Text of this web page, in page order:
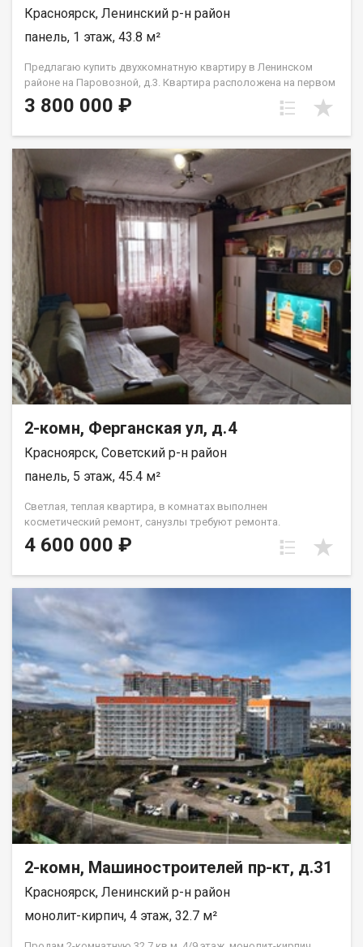
Красноярск, Ленинский р-н район
панель, 1 этаж, 43.8 м²
Предлагаю купить двухкомнатную квартиру в Ленинском
районе на Паровозной, д.3. Квартира расположена на первом
этаже пятиэтажного панельного дома. Дом находится в тихом,
спокойном и очень зеленом районе, окна выходят во двор,
вместительная кладовка. Развитая инфраструктура, в
шаговой доступности школы, детские сада, Аэрокосмический
колледж, автобусные остановки и все необходимое для
комфортного проживания. Выход на сделку возможен после
первого сентября. Вся сумма в договоре, один взрослый
3 800 000 ₽
2-комн, Ферганская ул, д.4
Красноярск, Советский р-н район
панель, 5 этаж, 45.4 м²
Светлая, теплая квартира, в комнатах выполнен
косметический ремонт, санузлы требуют ремонта.
Установлены окна ПВХ, балкон остеклен ( дерево). Проход на
этаж закрывается. Дом газифицирован! Район с развитой
культуры и спорта Металлургов, магазины, торговый
комплекс Роща, парк "Гвардейский", набережная "Зеленый
берег". Без проблем можно уехать в любую точку города.
Документы полностью готовы к продаже, долгов и
обременений на квартире нет! Торг возможен! Чистая
продажа.
4 600 000 ₽
2-комн, Машиностроителей пр-кт, д.31
Красноярск, Ленинский р-н район
монолит-кирпич, 4 этаж, 32.7 м²